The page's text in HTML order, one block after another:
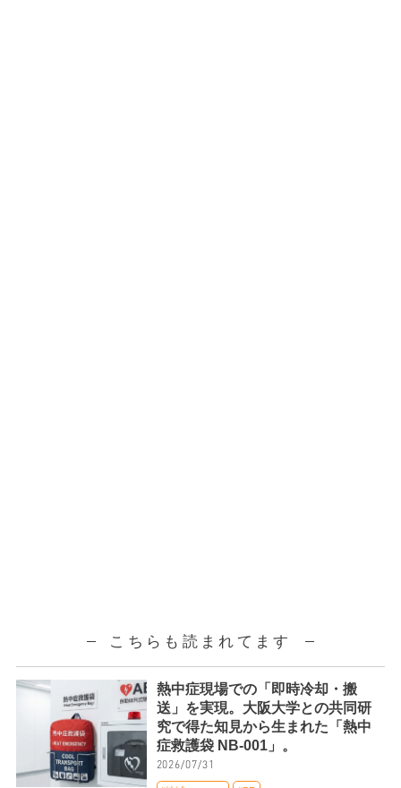
こちらも読まれてます
熱中症現場での「即時冷却・搬
送」を実現。大阪大学との共同研
究で得た知見から生まれた「熱中
症救護袋 NB-001」。
2026/07/31